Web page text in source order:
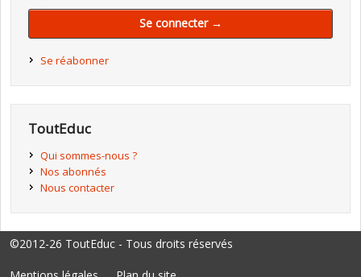
Se connecter →
Se réabonner
ToutEduc
Qui sommes-nous ?
Nos abonnés
Nous contacter
©2012-26 ToutEduc - Tous droits réservés